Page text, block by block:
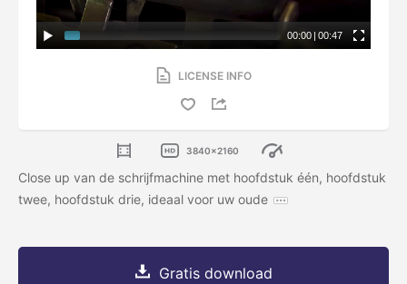
00:00 | 00:47
LICENSE INFO
3840x2160
Close up van de schrijfmachine met hoofdstuk één, hoofdstuk
twee, hoofdstuk drie, ideaal voor uw oude
Gratis download